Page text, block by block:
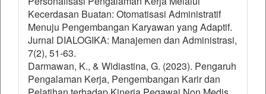
Kecerdasan Buatan: Otomatisasi Administratif
Menuju Pengembangan Karyawan yang Adaptif.
Jurnal DIALOGIKA: Manajemen dan Administrasi,
7(2), 51-63.
Darmawan, K., & Widiastina, G. (2023). Pengaruh
Pengalaman Kerja, Pengembangan Karir dan